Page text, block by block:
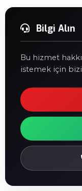
Bilgi Alın
Bu hizmet
istemek için